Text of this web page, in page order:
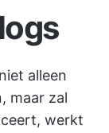
alleen
maar zal
werkt